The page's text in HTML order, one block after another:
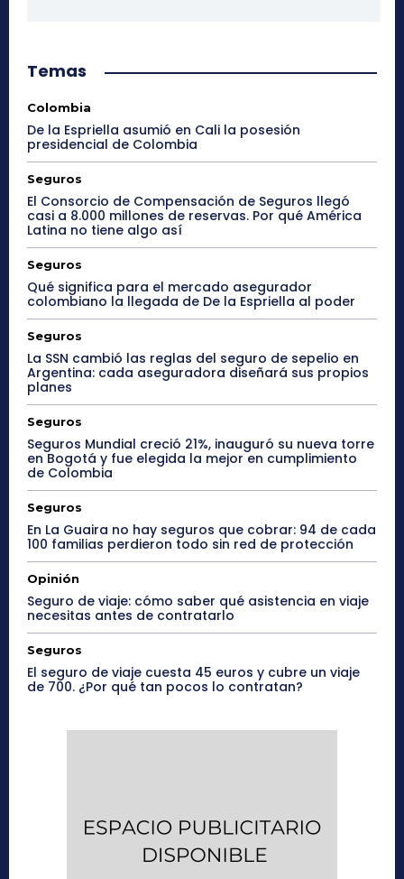
Temas
Colombia
De la Espriella asumió en Cali la posesión
presidencial de Colombia
Seguros
El Consorcio de Compensación de Seguros llegó
casi a 8.000 millones de reservas. Por qué América
Latina no tiene algo así
Seguros
Qué significa para el mercado asegurador
colombiano la llegada de De la Espriella al poder
Seguros
La SSN cambió las reglas del seguro de sepelio en
Argentina: cada aseguradora diseñará sus propios
planes
Seguros
Seguros Mundial creció 21%, inauguró su nueva torre
en Bogotá y fue elegida la mejor en cumplimiento
de Colombia
Seguros
En La Guaira no hay seguros que cobrar: 94 de cada
100 familias perdieron todo sin red de protección
Opinión
Seguro de viaje: cómo saber qué asistencia en viaje
necesitas antes de contratarlo
Seguros
El seguro de viaje cuesta 45 euros y cubre un viaje
de 700. ¿Por qué tan pocos lo contratan?